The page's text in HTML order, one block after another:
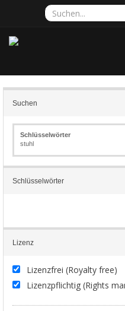
Suchen
Schlüsselwörter
stuhl
Schlüsselwörter
Lizenz
Lizenzfrei (Royalty free)
Lizenzpflichtig (Rights